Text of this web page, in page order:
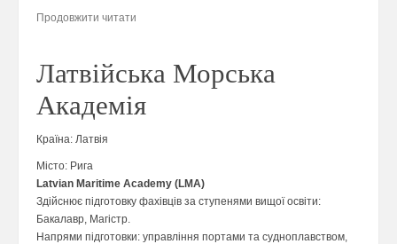
Продовжити читати
Латвійська Морська
Академія
Країна: Латвія
Місто: Рига
Latvian Maritime Academy (LMA)
Здійснює підготовку фахівців за ступенями вищої освіти:
Бакалавр, Магістр.
Напрями підготовки: управління портами та судноплавством,